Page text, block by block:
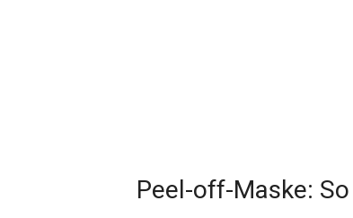
Peel-off-Maske: